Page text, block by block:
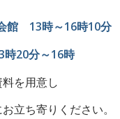
館 13時～16時10分
20分～16時
を用意し
立ち寄りください。